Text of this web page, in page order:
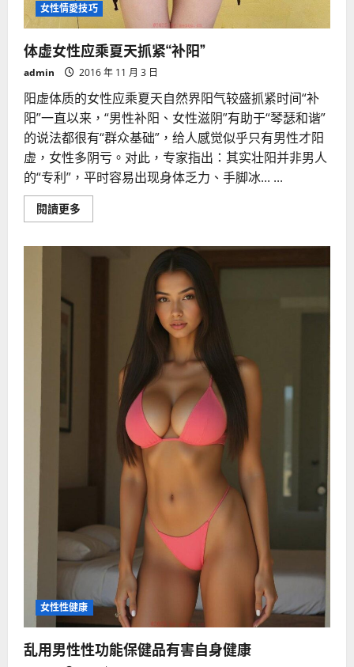
女性情愛技巧
体虚女性应乘夏天抓紧“补阳”
admin 2016 年 11 月 3 日
阳虚体质的女性应乘夏天自然界阳气较盛抓紧时间“补
阳”一直以来，“男性补阳、女性滋阴”有助于“琴瑟和谐”
的说法都很有“群众基础”，给人感觉似乎只有男性才阳
虚，女性多阴亏。对此，专家指出：其实壮阳并非男人
的“专利”，平时容易出现身体乏力、手脚冰... ...
閱讀更多
more
女性性健康
乱用男性性功能保健品有害自身健康